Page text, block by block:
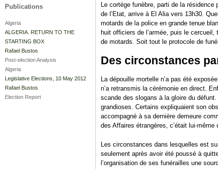
Le cortège funèbre, parti de la résidence
de l’Etat, arrive à El Alia vers 13h30.
motards de la police en grande tenue
huit officiers de l’armée, puis le
de motards. Soit tout le protocole de
Des circonstances
La dépouille mortelle n’a pas été
n’a retransmis la cérémonie en direct.
scande des slogans à la gloire du
grandioses. Certains expliquaient son
accompagné à sa dernière demeure
des Affaires étrangères, c’était lui-même
Les circonstances dans lesquelles est
seulement après avoir été poussé à
l’organisation de ses funérailles une
Publications
Algeria
ALGERIA. RETURN TO THE
STARTING BOX
Rafael Bustos
Post-election Analysis
Algeria
Legislative Elections, 10 May 2012
Rafael Bustos
Election Report